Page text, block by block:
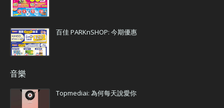
百佳 PARKnSHOP: 今期優惠
音樂
Topmediai: 為何每天說愛你